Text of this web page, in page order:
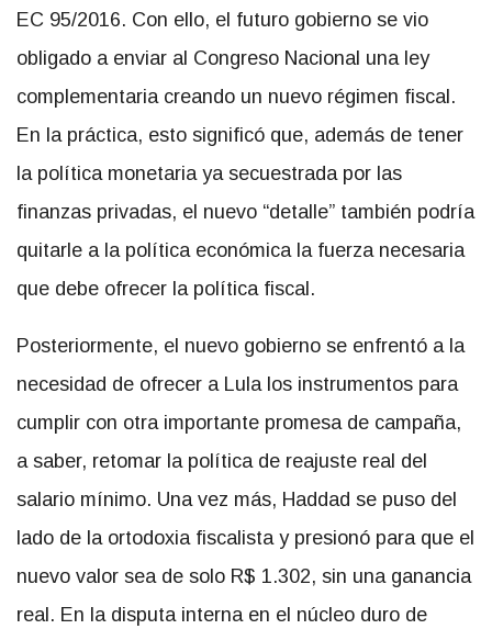
EC 95/2016. Con ello, el futuro gobierno se vio
obligado a enviar al Congreso Nacional una ley
complementaria creando un nuevo régimen fiscal.
En la práctica, esto significó que, además de tener
la política monetaria ya secuestrada por las
finanzas privadas, el nuevo “detalle” también podría
quitarle a la política económica la fuerza necesaria
que debe ofrecer la política fiscal.
Posteriormente, el nuevo gobierno se enfrentó a la
necesidad de ofrecer a Lula los instrumentos para
cumplir con otra importante promesa de campaña,
a saber, retomar la política de reajuste real del
salario mínimo. Una vez más, Haddad se puso del
lado de la ortodoxia fiscalista y presionó para que el
nuevo valor sea de solo R$ 1.302, sin una ganancia
real. En la disputa interna en el núcleo duro de